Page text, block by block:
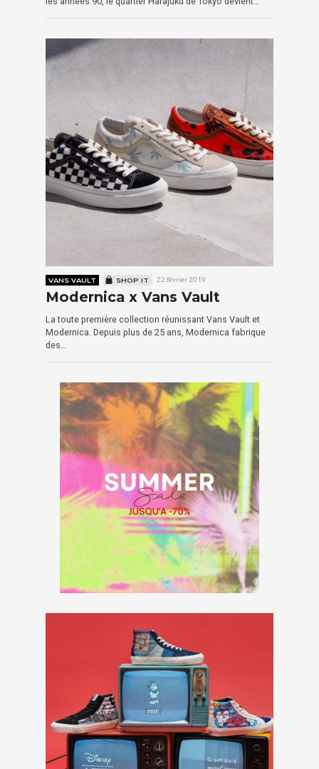
VANS VAULT SHOP IT 22 février 2019
Modernica x Vans Vault
La toute première collection réunissant Vans Vault et
Modernica. Depuis plus de 25 ans, Modernica fabrique
des…